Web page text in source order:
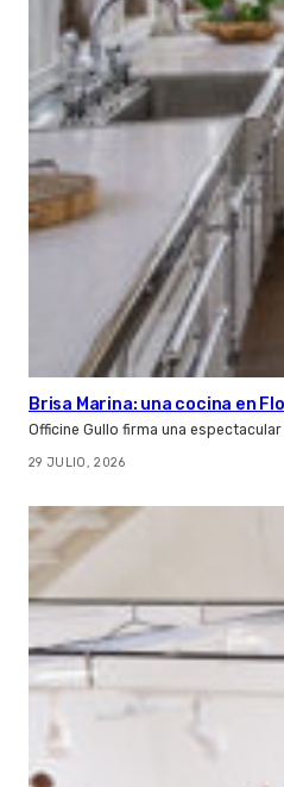
Brisa Marina: una cocina en
Officine Gullo firma una
29 JULIO, 2026